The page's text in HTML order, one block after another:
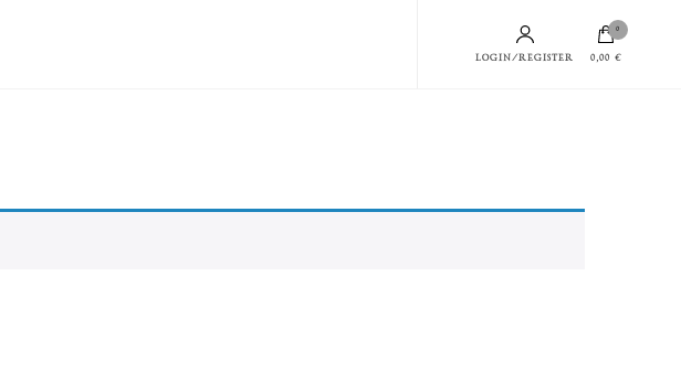
LOGIN/REGISTER
0
0,00 €